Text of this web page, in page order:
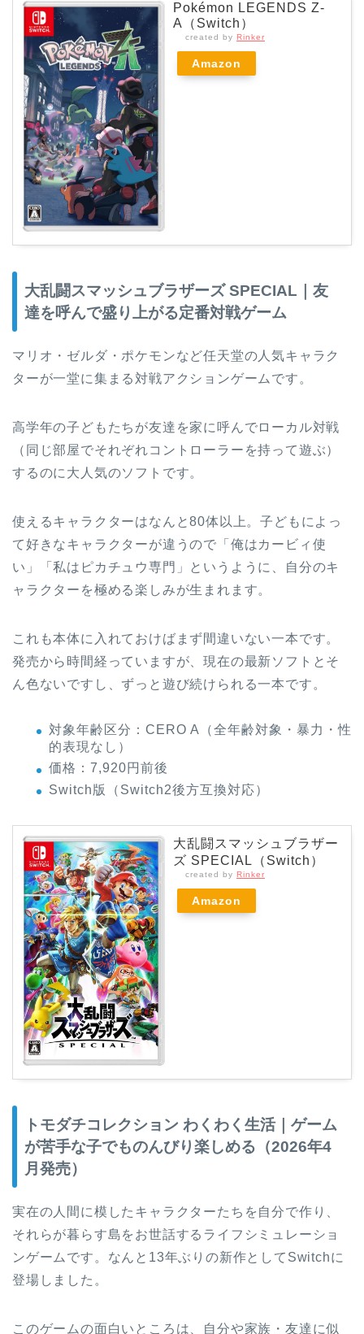
Pokémon LEGENDS Z-
A（Switch）
created by Rinker
Amazon
大乱闘スマッシュブラザーズ SPECIAL｜友
達を呼んで盛り上がる定番対戦ゲーム
マリオ・ゼルダ・ポケモンなど任天堂の人気キャラク
ターが一堂に集まる対戦アクションゲームです。
高学年の子どもたちが友達を家に呼んでローカル対戦
（同じ部屋でそれぞれコントローラーを持って遊ぶ）
するのに大人気のソフトです。
使えるキャラクターはなんと80体以上。子どもによっ
て好きなキャラクターが違うので「俺はカービィ使
い」「私はピカチュウ専門」というように、自分のキ
ャラクターを極める楽しみが生まれます。
これも本体に入れておけばまず間違いない一本です。
発売から時間経っていますが、現在の最新ソフトとそ
ん色ないですし、ずっと遊び続けられる一本です。
対象年齢区分：CERO A（全年齢対象・暴力・性
的表現なし）
価格：7,920円前後
Switch版（Switch2後方互換対応）
大乱闘スマッシュブラザー
ズ SPECIAL（Switch）
created by Rinker
Amazon
トモダチコレクション わくわく生活｜ゲーム
が苦手な子でものんびり楽しめる（2026年4
月発売）
実在の人間に模したキャラクターたちを自分で作り、
それらが暮らす島をお世話するライフシミュレーショ
ンゲームです。なんと13年ぶりの新作としてSwitchに
登場しました。
このゲームの面白いところは、自分や家族・友達に似